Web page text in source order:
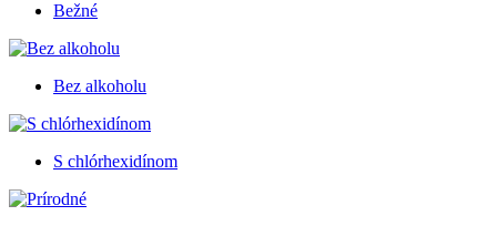
Bežné
Bez alkoholu
S chlórhexidínom